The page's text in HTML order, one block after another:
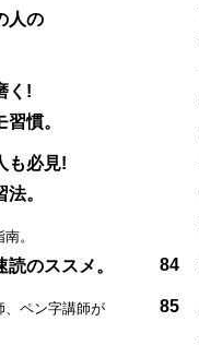
人の
く!
慣。
も必見!
。
。
のススメ。
、ペン字講師が
84
85